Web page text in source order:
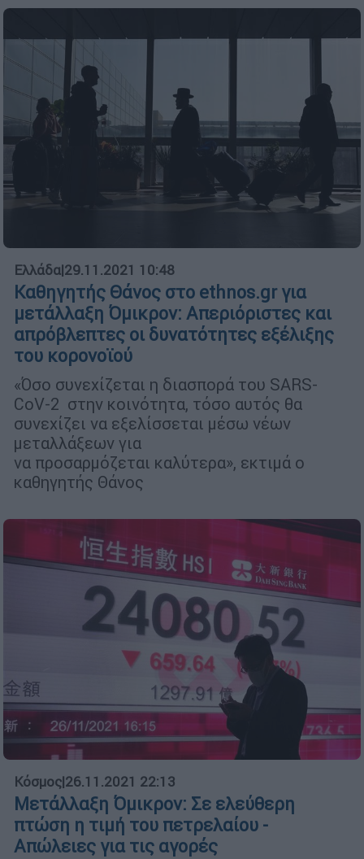
Ελλάδα|29.11.2021 10:48
Καθηγητής Θάνος στο ethnos.gr για
μετάλλαξη Όμικρον: Απεριόριστες και
απρόβλεπτες οι δυνατότητες εξέλιξης
του κορονοϊού
«Όσο συνεχίζεται η διασπορά του SARS-
CoV-2 στην κοινότητα, τόσο αυτός θα
συνεχίζει να εξελίσσεται μέσω νέων
μεταλλάξεων για
να προσαρμόζεται καλύτερα», εκτιμά ο
καθηγητής Θάνος
Κόσμος|26.11.2021 22:13
Μετάλλαξη Όμικρον: Σε ελεύθερη
πτώση η τιμή του πετρελαίου -
Απώλειες για τις αγορές